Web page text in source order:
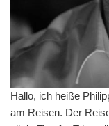
Hallo, ich heiße
am Reisen. Der